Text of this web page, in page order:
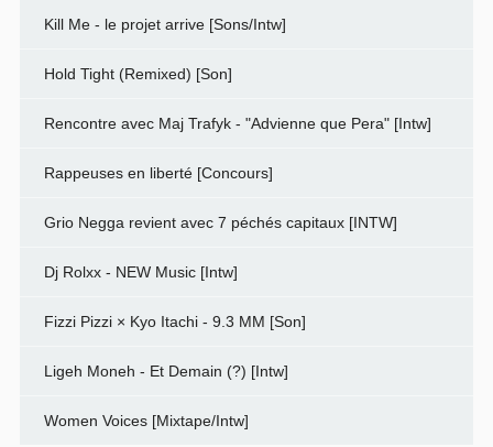
Kill Me - le projet arrive [Sons/Intw]
Hold Tight (Remixed) [Son]
Rencontre avec Maj Trafyk - "Advienne que Pera" [Intw]
Rappeuses en liberté [Concours]
Grio Negga revient avec 7 péchés capitaux [INTW]
Dj Rolxx - NEW Music [Intw]
Fizzi Pizzi × Kyo Itachi - 9.3 MM [Son]
Ligeh Moneh - Et Demain (?) [Intw]
Women Voices [Mixtape/Intw]